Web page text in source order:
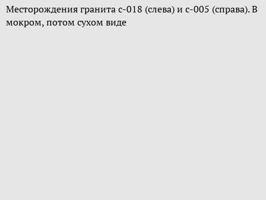
Месторождения гранита с-018 (слева) и с-005 (справа). В
мокром, потом сухом виде